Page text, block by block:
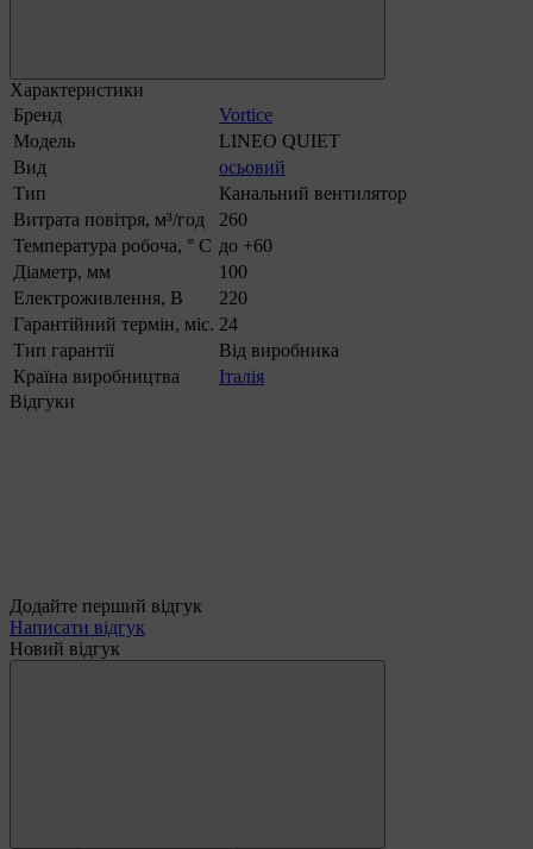
Характеристики
Бренд
Vortice
Модель
LINEO QUIET
Вид
осьовий
Тип
Канальний вентилятор
Витрата повітря, м³/год
260
Температура робоча, ° С до +60
Діаметр, мм
100
Електроживлення, В
220
Гарантійний термін, міс. 24
Тип гарантії
Від виробника
Країна виробництва
Італія
Відгуки
Додайте перший відгук
Написати відгук
Новий відгук